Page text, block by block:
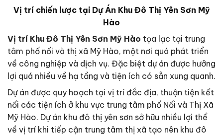
Vị trí chiến lược tại Dự Án Khu Đô Thị Yên Sơn Mỹ
Hào
Vị trí Khu Đô Thị Yên Sơn Mỹ Hào tọa lạc tại trung
tâm phố nối và thị xã Mỹ Hào, một nơi quá phát triển
về công nghiệp và dịch vụ. Đặc biệt dự án được hưởng
lợi quá nhiều về hạ tầng và tiện ích có sẵn xung quanh.
Dự án được quy hoạch tại vị trí đắc địa, thuận tiện kết
nối các tiện ích ở khu vực trung tâm phố Nối và Thị Xã
Mỹ Hào. Dự án khu đô thị yên sơn sở hữu nhiều lợi thể
về vị trí khi tiếp cận trung tâm thị xã tạo nên khu đô